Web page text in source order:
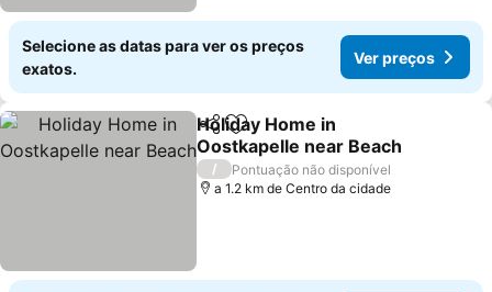
Selecione as datas para ver os preços
exatos.
Ver preços
PartilharAdicionar aos favoritos
Holiday Home in
Oostkapelle near Beach
/
Pontuação não disponível
a 1.2 km de Centro da cidade